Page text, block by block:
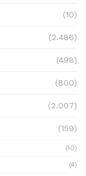
(10)
(2.486)
(498)
(800)
(2.007)
(159)
(10)
(4)